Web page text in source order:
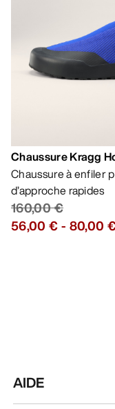
Chaussure Kragg
Chaussure à enfiler
d’approche rapides
160,00 €
56,00 €- 80,00
AIDE